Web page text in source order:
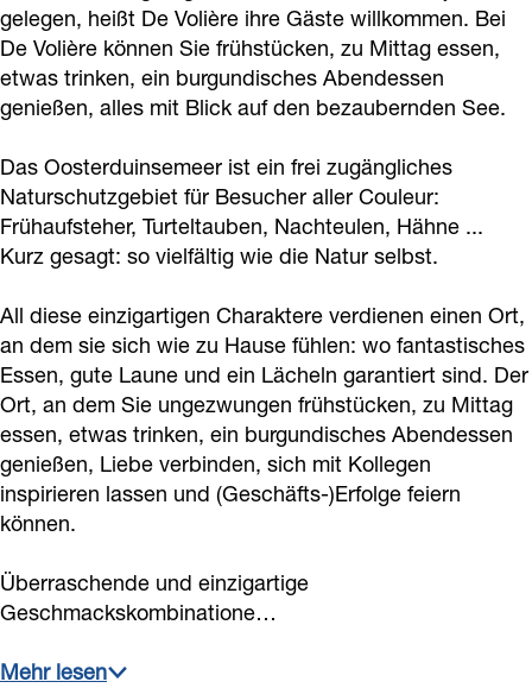
er
e
è
r
e
o
k
D
e
V
o
l
i
r
e
r
a
m
D
e
V
o
l
è
r
e
gelegen, heißt De Volière ihre Gäste willkommen. Bei
De Volière können Sie frühstücken, zu Mittag essen,
etwas trinken, ein burgundisches Abendessen
genießen, alles mit Blick auf den bezaubernden See.
Das Oosterduinsemeer ist ein frei zugängliches
Naturschutzgebiet für Besucher aller Couleur:
Frühaufsteher, Turteltauben, Nachteulen, Hähne ...
Kurz gesagt: so vielfältig wie die Natur selbst.
All diese einzigartigen Charaktere verdienen einen Ort,
an dem sie sich wie zu Hause fühlen: wo fantastisches
Essen, gute Laune und ein Lächeln garantiert sind. Der
Ort, an dem Sie ungezwungen frühstücken, zu Mittag
essen, etwas trinken, ein burgundisches Abendessen
genießen, Liebe verbinden, sich mit Kollegen
inspirieren lassen und (Geschäfts-)Erfolge feiern
können.
Überraschende und einzigartige
Geschmackskombinatione…
Mehr lesen